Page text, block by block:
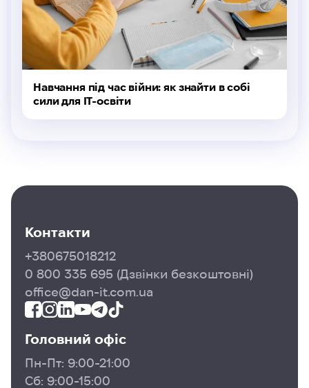
Навчання під час війни: як знайти в собі
сили для IT-освіти
Контакти
+380675018212
0 800 335 695 (Дзвінки безкоштовні)
office@dan-it.com.ua
Головний офіс
Пн-Пт: 9:00-21:00
Сб: 9:00-15:00